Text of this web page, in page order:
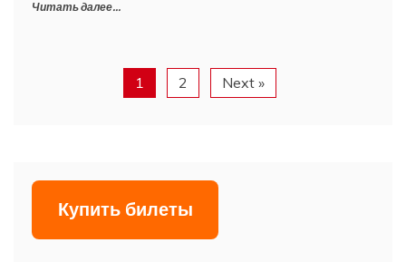
Читать далее...
1 2 Next »
Купить билеты